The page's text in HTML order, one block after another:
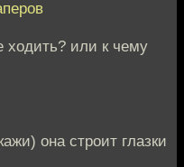
ходить? или к чему
она строит глазки